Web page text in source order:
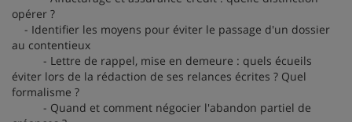
opérer ?
- Identifier les moyens pour éviter le passage d'un dossier
au contentieux
- Lettre de rappel, mise en demeure : quels écueils
éviter lors de la rédaction de ses relances écrites ? Quel
formalisme ?
- Quand et comment négocier l'abandon partiel de